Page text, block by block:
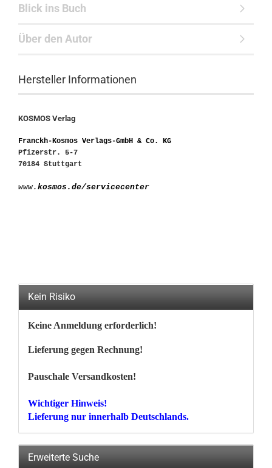
Blick ins Buch
Über den Autor
Hersteller Informationen
KOSMOS Verlag
Franckh-Kosmos Verlags-GmbH & Co. KG
Pfizerstr. 5-7
70184 Stuttgart
www. kosmos.de/servicecenter
Kein Risiko
Keine Anmeldung erforderlich!
Lieferung gegen Rechnung!
Pauschale Versandkosten!
Wichtiger Hinweis!
Lieferung nur innerhalb Deutschlands.
Erweiterte Suche